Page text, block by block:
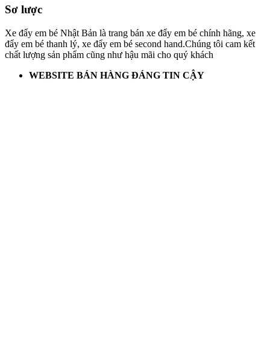
Sơ lược
Xe đẩy em bé Nhật Bản là trang bán xe đẩy em bé chính hãng, xe
đẩy em bé thanh lý, xe đẩy em bé second hand.Chúng tôi cam kết
chất lượng sản phẩm cũng như hậu mãi cho quý khách
WEBSITE BÁN HÀNG ĐÁNG TIN CẬY